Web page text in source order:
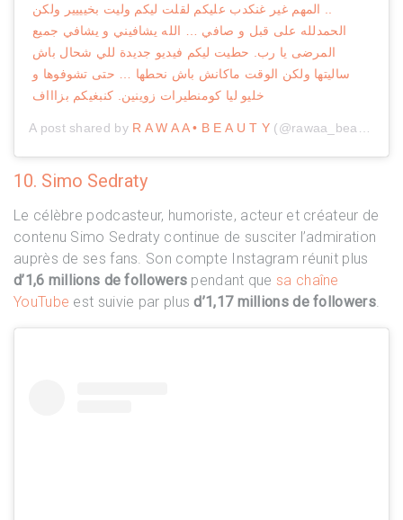
.. المهم غير غنكدب عليكم لقلت ليكم وليت بخيييير ولكن
الحمدلله على قبل و صافي … الله يشافيني و يشافي جميع
المرضى يا رب. حطيت ليكم فيديو جديدة للي شحال باش
ساليتها ولكن الوقت ماكانش باش نحطها … حتى تشوفوها و
خليو ليا كومنطيرات زوينين. كنبغيكم بزاااف
A post shared by R A W A A • B E A U T Y (@rawaa_beauty) on
10. Simo Sedraty
Le célèbre podcasteur, humoriste, acteur et créateur de
contenu Simo Sedraty continue de susciter l’admiration
auprès de ses fans. Son compte Instagram réunit plus
d’1,6 millions de followers pendant que sa chaîne
YouTube est suivie par plusd’1,17 millions de followers.